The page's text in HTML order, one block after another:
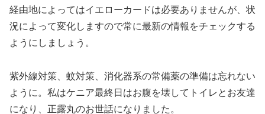
経由地によってはイエローカードは必要ありませんが、状
況によって変化しますので常に最新の情報をチェックする
ようにしましょう。
紫外線対策、蚊対策、消化器系の常備薬の準備は忘れない
ように。私はケニア最終日はお腹を壊してトイレとお友達
になり、正露丸のお世話になりました。